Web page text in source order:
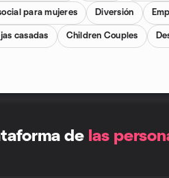
para mujeres Diversión
casadas Children Couples
de las